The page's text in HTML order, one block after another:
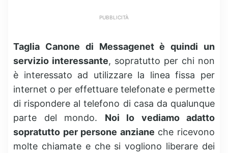
PUBBLICITÀ
Taglia Canone di Messagenet è quindi un
servizio interessante, sopratutto per chi non
è interessato ad utilizzare la linea fissa per
internet o per effettuare telefonate e permette
di rispondere al telefono di casa da qualunque
parte del mondo. Noi lo vediamo adatto
sopratutto per persone anziane che ricevono
molte chiamate e che si vogliono liberare dei